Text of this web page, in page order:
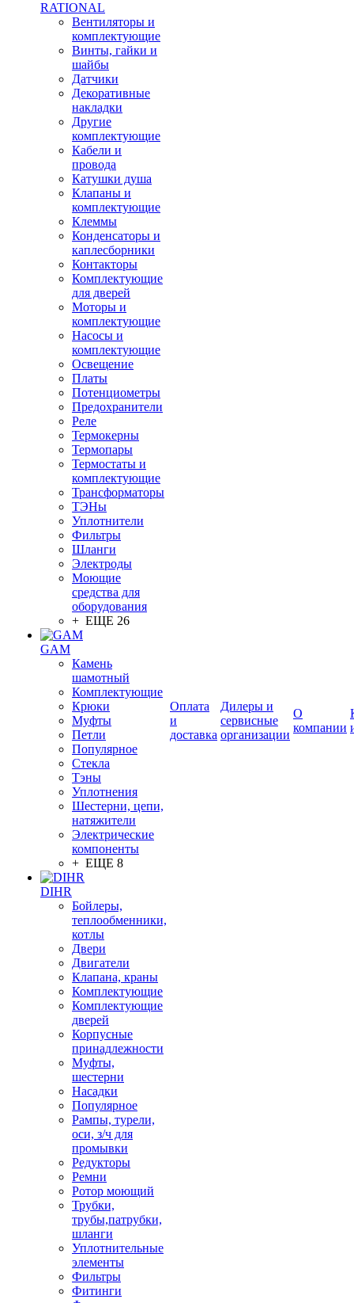
RATIONAL
Вентиляторы и
комплектующие
Винты, гайки и
шайбы
Датчики
Декоративные
накладки
Другие
комплектующие
Кабели и
провода
Катушки душа
Клапаны и
комплектующие
Клеммы
Конденсаторы и
каплесборники
Контакторы
Комплектующие
для дверей
Моторы и
комплектующие
Насосы и
комплектующие
Освещение
Платы
Потенциометры
Предохранители
Реле
Термокерны
Термопары
Термостаты и
комплектующие
Трансформаторы
ТЭНы
Уплотнители
Фильтры
Шланги
Электроды
Моющие
средства для
оборудования
+ ЕЩЕ 26
GAM
Камень
шамотный
Комплектующие
Крюки
Муфты
Петли
Популярное
Стекла
Тэны
Уплотнения
Шестерни, цепи,
натяжители
Электрические
компоненты
+ ЕЩЕ 8
DIHR
Бойлеры,
теплообменники,
котлы
Двери
Двигатели
Клапана, краны
Комплектующие
Комплектующие
дверей
Корпусные
принадлежности
Муфты,
шестерни
Насадки
Популярное
Рампы, турели,
оси, з/ч для
промывки
Редукторы
Ремни
Ротор моющий
Трубки,
трубы,патрубки,
шланги
Уплотнительные
элементы
Фильтры
Фитинги
Оплата
и
доставка
Дилеры и
сервисные
организации
О
компании